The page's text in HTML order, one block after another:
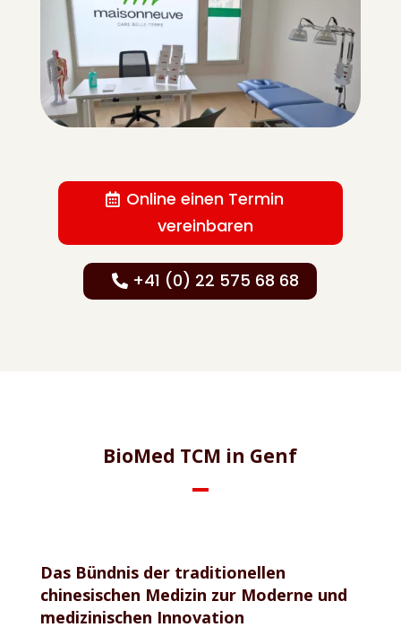
Online einen Termin
vereinbaren
+41 (0) 22 575 68 68
BioMed TCM in Genf
Das Bündnis der traditionellen
chinesischen Medizin zur Moderne und
medizinischen Innovation